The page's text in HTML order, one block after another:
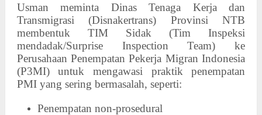
Usman meminta Dinas Tenaga Kerja dan
Transmigrasi (Disnakertrans) Provinsi NTB
membentuk TIM Sidak (Tim Inspeksi
mendadak/Surprise Inspection Team) ke
Perusahaan Penempatan Pekerja Migran Indonesia
(P3MI) untuk mengawasi praktik penempatan
PMI yang sering bermasalah, seperti:
Penempatan non-prosedural